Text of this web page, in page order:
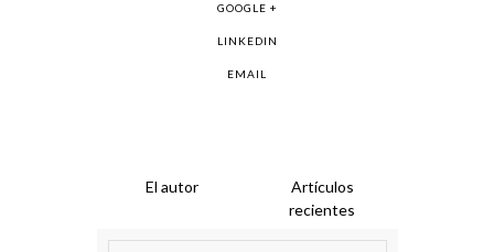
GOOGLE +
LINKEDIN
EMAIL
El autor
Artículos
recientes